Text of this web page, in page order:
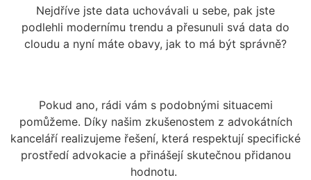
Nejdříve jste data uchovávali u sebe, pak jste
podlehli modernímu trendu a přesunuli svá data do
cloudu a nyní máte obavy, jak to má být správně?
Pokud ano, rádi vám s podobnými situacemi
pomůžeme. Díky našim zkušenostem z advokátních
kanceláří realizujeme řešení, která respektují specifické
prostředí advokacie a přinášejí skutečnou přidanou
hodnotu.